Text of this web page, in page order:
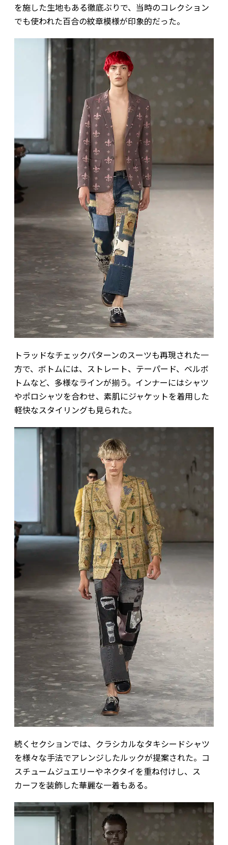
を施した生地もある徹底ぶりで、当時のコレクション
でも使われた百合の紋章模様が印象的だった。
トラッドなチェックパターンのスーツも再現された一
方で、ボトムには、ストレート、テーパード、ベルボ
トムなど、多様なラインが揃う。インナーにはシャツ
やポロシャツを合わせ、素肌にジャケットを着用した
軽快なスタイリングも見られた。
続くセクションでは、クラシカルなタキシードシャツ
を様々な手法でアレンジしたルックが提案された。コ
スチュームジュエリーやネクタイを重ね付けし、ス
カーフを装飾した華麗な一着もある。